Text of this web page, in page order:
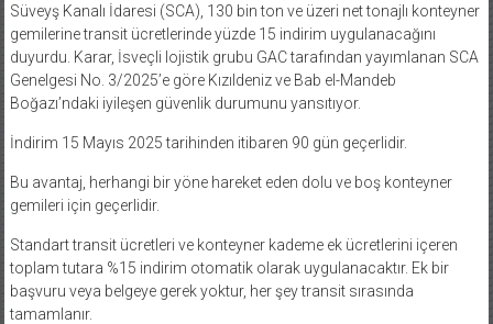
Süveyş Kanalı İdaresi (SCA), 130 bin ton ve üzeri net tonajlı konteyner
gemilerine transit ücretlerinde yüzde 15 indirim uygulanacağını
duyurdu. Karar, İsveçli lojistik grubu GAC tarafından yayımlanan SCA
Genelgesi No. 3/2025’e göre Kızıldeniz ve Bab el-Mandeb
Boğazı’ndaki iyileşen güvenlik durumunu yansıtıyor.
İndirim 15 Mayıs 2025 tarihinden itibaren 90 gün geçerlidir.
Bu avantaj, herhangi bir yöne hareket eden dolu ve boş konteyner
gemileri için geçerlidir.
Standart transit ücretleri ve konteyner kademe ek ücretlerini içeren
toplam tutara %15 indirim otomatik olarak uygulanacaktır. Ek bir
başvuru veya belgeye gerek yoktur, her şey transit sırasında
tamamlanır.